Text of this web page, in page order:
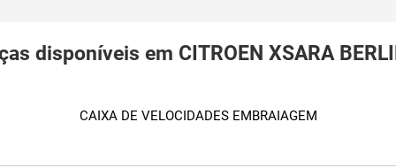
disponíveis em CITROEN XSARA
CAIXA DE VELOCIDADES EMBRAIAGEM